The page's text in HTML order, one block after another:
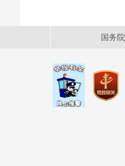
国务院